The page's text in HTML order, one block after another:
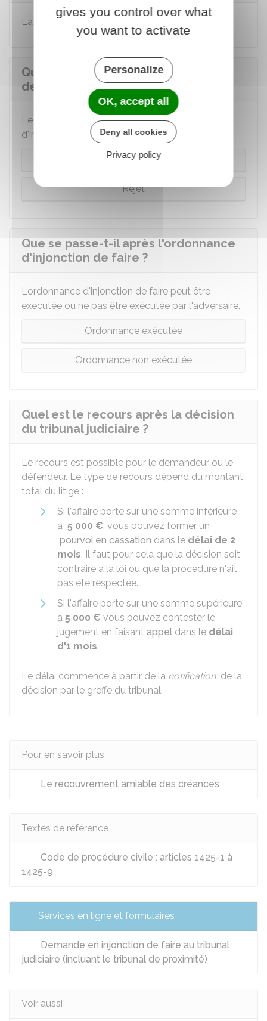
La procédure est
Que peut décider le juge après une
demande d'injonction de faire ?
Le juge peut accepter ou rejeter
d'injonction de faire.
Acceptation
Rejet
Que se passe-t-il après l'ordonnance
d'injonction de faire ?
L'ordonnance d'injonction de faire peut être
exécutée ou ne pas être exécutée par l'adversaire.
Ordonnance exécutée
Ordonnance non exécutée
Quel est le recours après la décision
du tribunal judiciaire ?
Le recours est possible pour le demandeur ou le
défendeur. Le type de recours dépend du montant
total du litige :
Si l'affaire porte sur une somme inférieure
à 5 000 €, vous pouvez former un
pourvoi en cassation dans le délai de 2
mois. Il faut pour cela que la décision soit
contraire à la loi ou que la procédure n'ait
pas été respectée.
Si l'affaire porte sur une somme supérieure
à 5 000 € vous pouvez contester le
jugement en faisant appel dans le délai
d'1 mois.
Le délai commence à partir de la notificationde la
décision par le greffe du tribunal.
Pour en savoir plus
Le recouvrement amiable des créances
Textes de référence
Code de procédure civile : articles 1425-1 à
1425-9
Services en ligne et formulaires
Demande en injonction de faire au tribunal
judiciaire (incluant le tribunal de proximité)
Voir aussi
gives you control over what
you want to activate
Personalize
OK, accept all
Deny all cookies
Privacy policy